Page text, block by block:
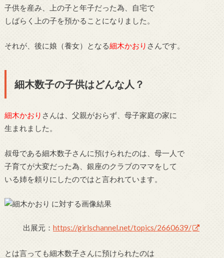
子供を産み、上の子と年子だった為、自宅で
しばらく上の子を預かることになりました。
それが、後に娘（養女）となる細木かおり さんです。
細木数子の子供はどんな人？
細木かおり さんは、父親がおらず、母子家庭の家に
生まれました。
叔母である細木数子さんに預けられたのは、母一人で
子育てが大変だった為、銀座のクラブのママをして
いる姉を頼りにしたのではと言われています。
出展元： https://girlschannel.net/topics/2660639/
とは言っても細木数子さんに預けられたのは